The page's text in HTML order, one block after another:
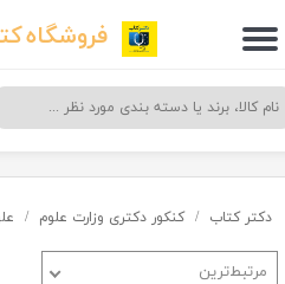
فروشگاه
حساب کاربری من
تغییر گذر واژه
خروج از حساب کاربری
دکتر کتاب کنکور دکتری وزارت علوم
مرتبط‌ترین